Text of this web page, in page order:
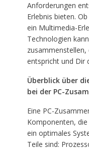
Anforderungen
Erlebnis bieten.
ein Multimedia-
Technologien
entspricht und Dir
Überblick über
bei der PC-
Eine PC-
Komponenten,
ein optimales
Teile sind: